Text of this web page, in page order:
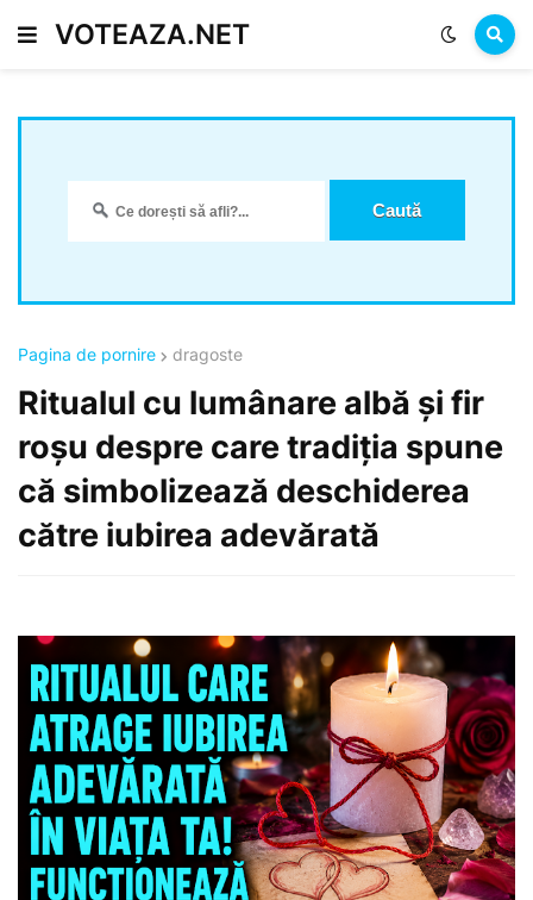
VOTEAZA.NET
Pagina de pornire dragoste
Ritualul cu lumânare albă și fir
roșu despre care tradiția spune
că simbolizează deschiderea
către iubirea adevărată